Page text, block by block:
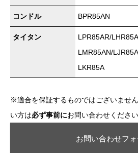
コンドル BPR85AN
タイタン
LPR85AR/LHR85A
LMR85AN/LJR85A
LKR85A
※適合を保証するものではございませ
い方は必ず事前にお問い合わせください
お問い合わせフ